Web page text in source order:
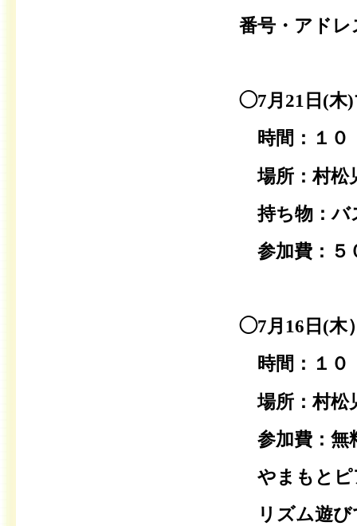
番号・アド
◯7月21 日(
時間：１０
場所：村松
持ち物：バ
参加費：５
◯7月16日(木
時間：１０
場所：村松
参加費：無
やまもとピ
リズム遊び